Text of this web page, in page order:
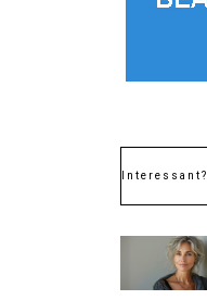
Interessant?